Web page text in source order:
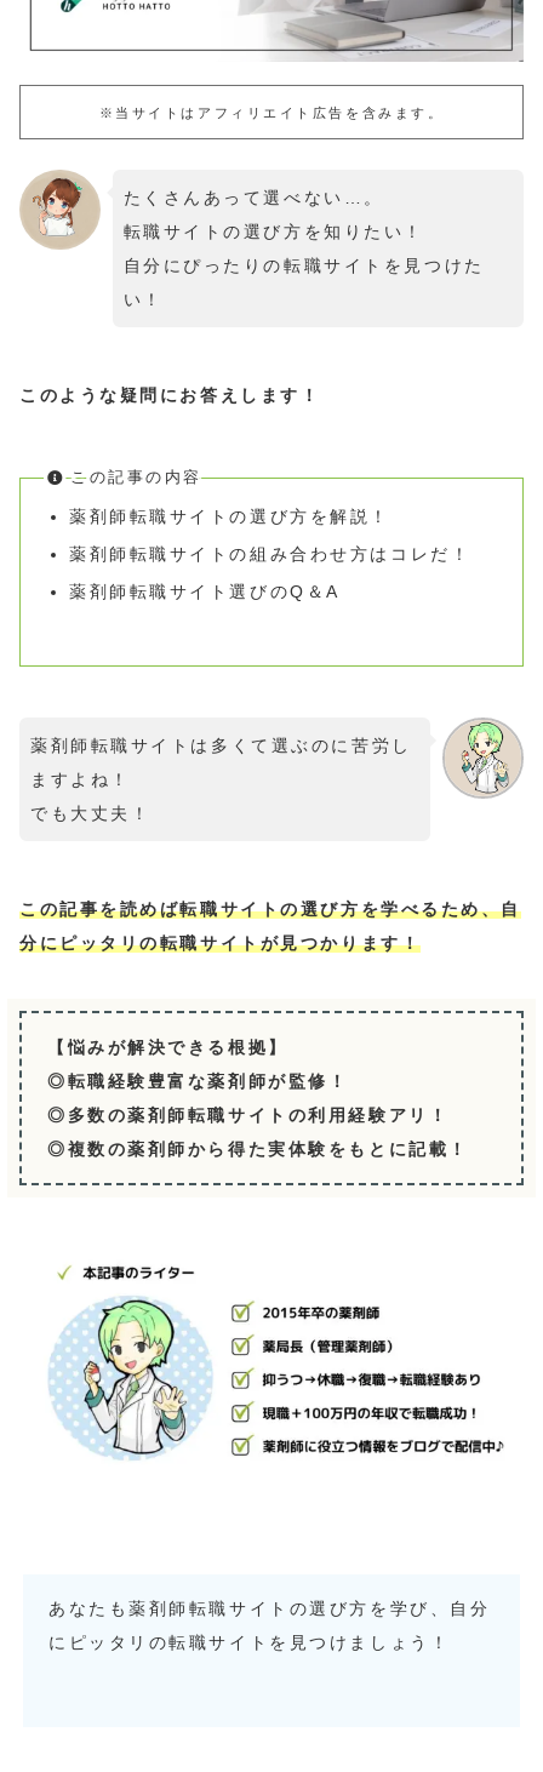
※当サイトはアフィリエイト広告を含みます。
たくさんあって選べない…。
転職サイトの選び方を知りたい！
自分にぴったりの転職サイトを見つけた
い！
このような疑問にお答えします！
この記事の内容
薬剤師転職サイトの選び方を解説！
薬剤師転職サイトの組み合わせ方はコレだ！
薬剤師転職サイト選びのQ＆A
薬剤師転職サイトは多くて選ぶのに苦労し
ますよね！
でも大丈夫！
この記事を読めば転職サイトの選び方を学べるため、自
分にピッタリの転職サイトが見つかります！
【悩みが解決できる根拠】
◎転職経験豊富な薬剤師が監修！
◎多数の薬剤師転職サイトの利用経験アリ！
◎複数の薬剤師から得た実体験をもとに記載！
あなたも薬剤師転職サイトの選び方を学び、自分
にピッタリの転職サイトを見つけましょう！